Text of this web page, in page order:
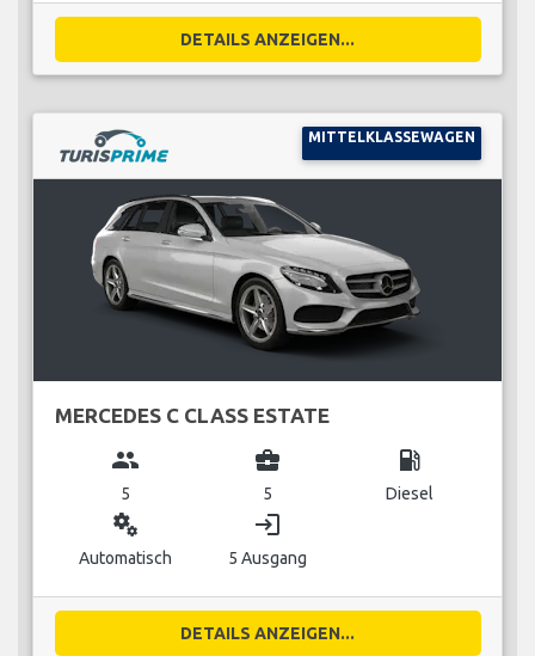
DETAILS ANZEIGEN...
MITTELKLASSEWAGEN
MERCEDES C CLASS ESTATE
group
5
business_center
5
local_gas_station
Diesel
miscellaneous_services
Automatisch
login
5 Ausgang
DETAILS ANZEIGEN...